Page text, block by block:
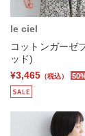
le ciel
コットンガーゼ
ッド)
¥3,465 （税込）